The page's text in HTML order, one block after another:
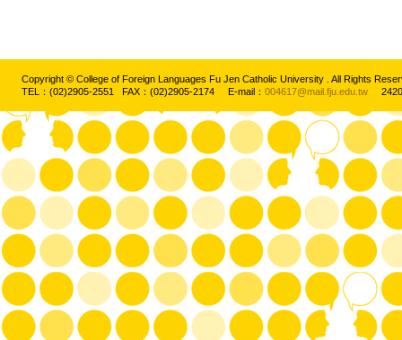
Copyright © College of Foreign Languages Fu Jen Catholic University . All Rights
TEL：(02)2905-2551 FAX：(02)2905-2174 E-mail： 004617@mail.fju.edu.tw